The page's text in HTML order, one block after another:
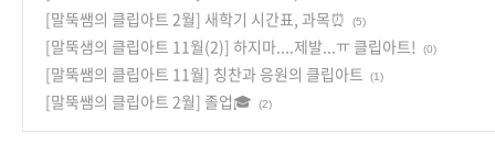
[말뚝쌤의 클립아트 2월] 새학기 시간표, 과목⏰
(5)
[말뚝샘의 클립아트 11월(2)] 하지마....제발...ㅠ 클립아트! (0)
[말뚝쌤의 클립아트 11월] 칭찬과 응원의 클립아트 (1)
[말뚝쌤의 클립아트 2월] 졸업🎓 (2)